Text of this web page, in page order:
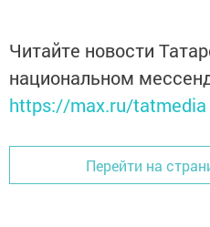
Читайте новости
национальном
https://max.ru/tatmedia
Перейти на